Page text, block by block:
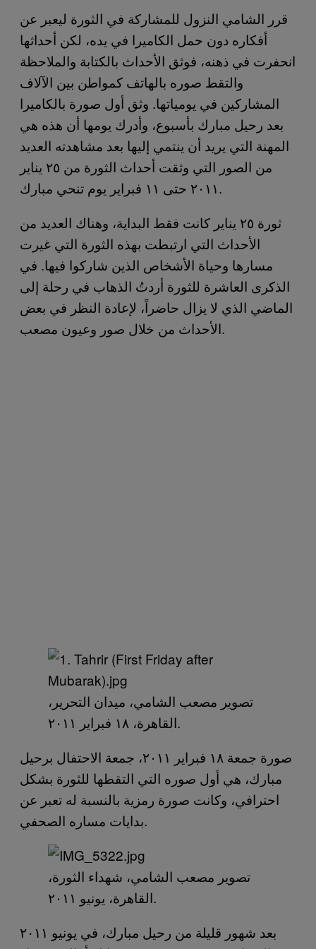
قرر الشامي النزول للمشاركة في الثورة ليعبر عن
أفكاره دون حمل الكاميرا في يده، لكن أحداثها
انحفرت في ذهنه، فوثق الأحداث بالكتابة والملاحظة
والتقط صوره بالهاتف كمواطن بين الآلاف
المشاركين في يومياتها. وثق أول صورة بالكاميرا
بعد رحيل مبارك بأسبوع، وأدرك يومها أن هذه هي
المهنة التي يريد أن ينتمي إليها بعد مشاهدته العديد
من الصور التي وثقت أحداث الثورة من ٢٥ يناير
٢٠١١ حتى ١١ فبراير يوم تنحي مبارك.
ثورة ٢٥ يناير كانت فقط البداية، وهناك العديد من
الأحداث التي ارتبطت بهذه الثورة التي غيرت
مسارها وحياة الأشخاص الذين شاركوا فيها. في
الذكرى العاشرة للثورة أردتُ الذهاب في رحلة إلى
الماضي الذي لا يزال حاضراً، لإعادة النظر في بعض
الأحداث من خلال صور وعيون مصعب.
تصوير مصعب الشامي، ميدان التحرير،
القاهرة، ١٨ فبراير ٢٠١١.
صورة جمعة ١٨ فبراير ٢٠١١، جمعة الاحتفال برحيل
مبارك، هي أول صوره التي التقطها للثورة بشكل
احترافي، وكانت صورة رمزية بالنسبة له تعبر عن
بدايات مساره الصحفي.
تصوير مصعب الشامي، شهداء الثورة،
القاهرة، يونيو ٢٠١١.
بعد شهور قليلة من رحيل مبارك، في يونيو ٢٠١١